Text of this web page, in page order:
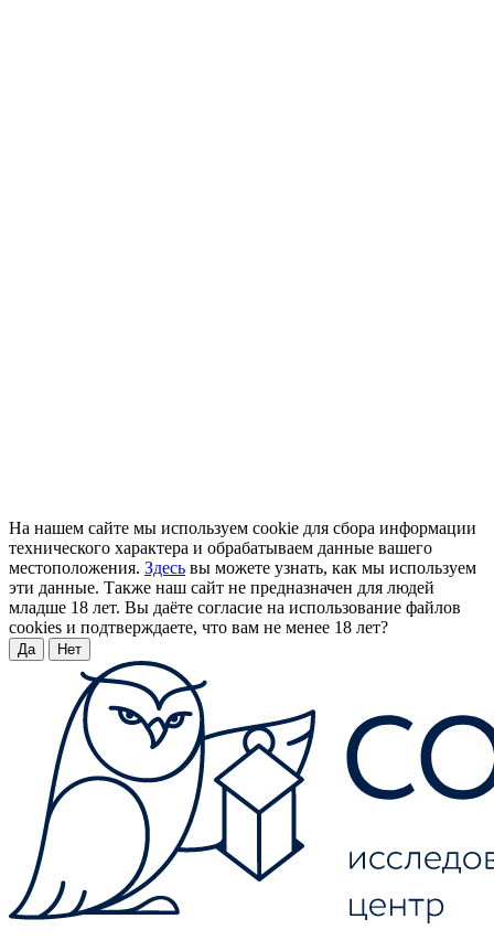
На нашем сайте мы используем cookie для сбора информации
технического характера и обрабатываем данные вашего
местоположения. Здесь вы можете узнать, как мы используем
эти данные. Также наш сайт не предназначен для людей
младше 18 лет. Вы даёте согласие на использование файлов
cookies и подтверждаете, что вам не менее 18 лет?
Да Нет